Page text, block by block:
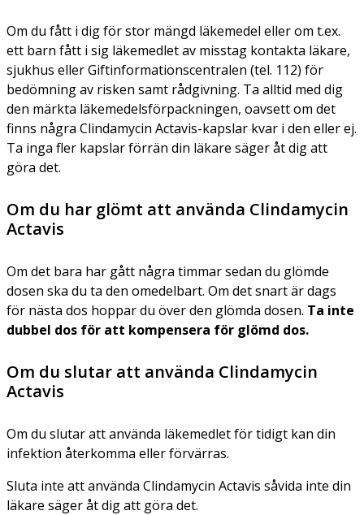
Om du fått i dig för stor mängd läkemedel eller om t.ex.
ett barn fått i sig läkemedlet av misstag kontakta läkare,
sjukhus eller Giftinformationscentralen (tel. 112) för
bedömning av risken samt rådgivning. Ta alltid med dig
den märkta läkemedelsförpackningen, oavsett om det
finns några Clindamycin Actavis-kapslar kvar i den eller ej.
Ta inga fler kapslar förrän din läkare säger åt dig att
göra det.
Om du har glömt att använda Clindamycin
Actavis
Om det bara har gått några timmar sedan du glömde
dosen ska du ta den omedelbart. Om det snart är dags
för nästa dos hoppar du över den glömda dosen. Ta inte
dubbel dos för att kompensera för glömd dos.
Om du slutar att använda Clindamycin
Actavis
Om du slutar att använda läkemedlet för tidigt kan din
infektion återkomma eller förvärras.
Sluta inte att använda Clindamycin Actavis såvida inte din
läkare säger åt dig att göra det.